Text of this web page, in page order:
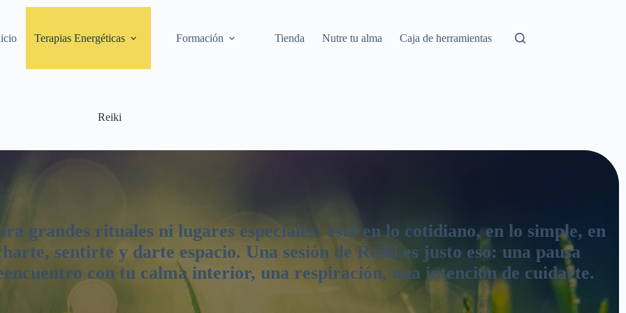
Terapias Energéticas Formación Tienda Nutre tu alma Caja de herramientas
Reiki
grandes rituales ni lugares especiales: está en lo cotidiano, en lo simple, en
sentirte y darte espacio. Una sesión de Reiki es justo eso: una pausa
con tu calma interior, una respiración, una intención de cuidarte.